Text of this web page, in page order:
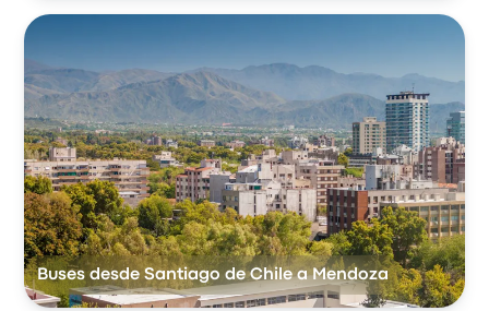
Buses desde Santiago de Chile a Mendoza